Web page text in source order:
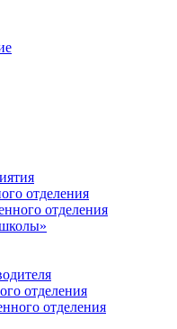
отделения
отделения
отделения
отделения